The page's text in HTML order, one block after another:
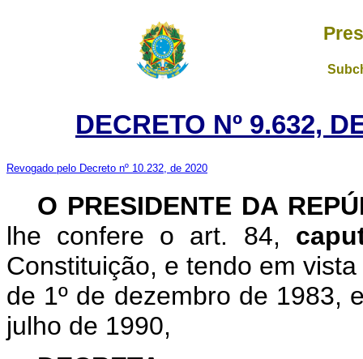
DECRETO Nº 9.632,
Revogado pelo Decreto nº 10.232, de 2020
O PRESIDENTE DA
lhe confere o art. 84,
Constituição, e tendo em
de 1º de dezembro de 1983,
julho de 1990,